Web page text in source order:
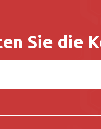
Sie die